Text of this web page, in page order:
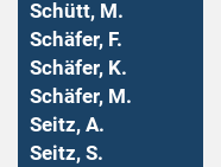
Schütt, M.
Schäfer, F.
Schäfer, K.
Schäfer, M.
Seitz, A.
Seitz, S.